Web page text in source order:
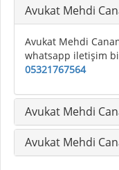
Avukat Mehdi
Avukat Mehdi
whatsapp iletişim
05321767564
Avukat Mehdi
Avukat Mehdi